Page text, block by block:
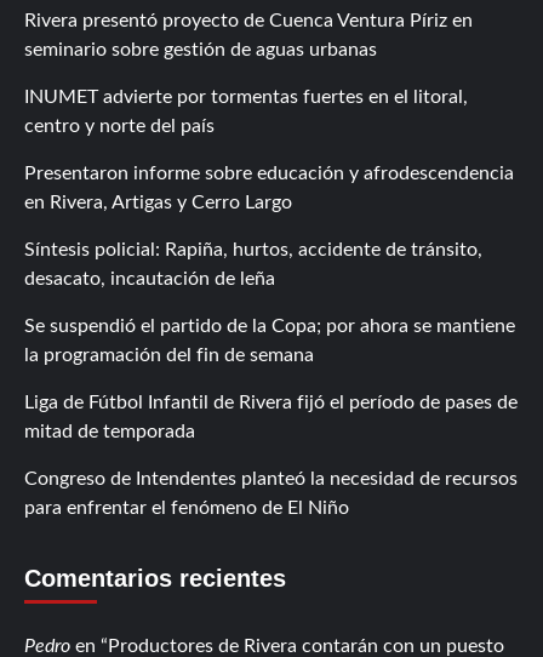
Rivera presentó proyecto de Cuenca Ventura Píriz en
seminario sobre gestión de aguas urbanas
INUMET advierte por tormentas fuertes en el litoral,
centro y norte del país
Presentaron informe sobre educación y afrodescendencia
en Rivera, Artigas y Cerro Largo
Síntesis policial: Rapiña, hurtos, accidente de tránsito,
desacato, incautación de leña
Se suspendió el partido de la Copa; por ahora se mantiene
la programación del fin de semana
Liga de Fútbol Infantil de Rivera fijó el período de pases de
mitad de temporada
Congreso de Intendentes planteó la necesidad de recursos
para enfrentar el fenómeno de El Niño
Comentarios recientes
Pedro en
Productores de Rivera contarán con un puesto